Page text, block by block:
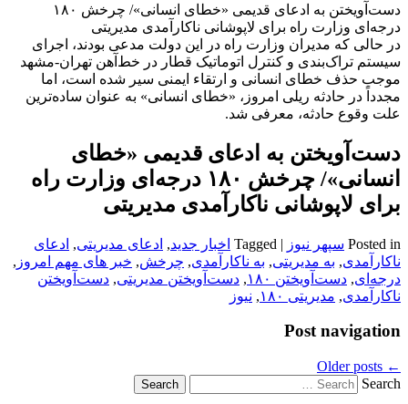
دست‌آویختن به ادعای قدیمی‌‌ «خطای انسانی»‌/ چرخش ۱۸‌۰
درجه‌ای وزارت راه برای لاپوشانی ناکارآمدی مدیریتی
در حالی که مدیران وزارت راه در این دولت مدعی بودند، اجرای
سیستم تراک‌بندی و کنترل اتوماتیک قطار در خط‌آهن تهران-مشهد
موجب حذف خطای انسانی و ارتقاء ایمنی سیر شده است، اما
مجدداً در حادثه ریلی امروز، «خطای انسانی» به عنوان ساده‌ترین
علت وقوع حادثه، معرفی شد.
دست‌آویختن به ادعای قدیمی‌‌ «خطای
انسانی»‌/ چرخش ۱۸‌۰ درجه‌ای وزارت راه
برای لاپوشانی ناکارآمدی مدیریتی
Posted in سپهر نیوز |
Tagged اخبار جدید, ادعای مدیریتی, ادعای
ناکارآمدی, به مدیریتی, به ناکارآمدی, چرخش, خبر های مهم امروز ,
درجه‌ای, دست‌آویختن ۱۸‌۰ , دست‌آویختن مدیریتی, دست‌آویختن
ناکارآمدی, مدیریتی ۱۸‌۰ , نیوز
Post navigation
←
Search